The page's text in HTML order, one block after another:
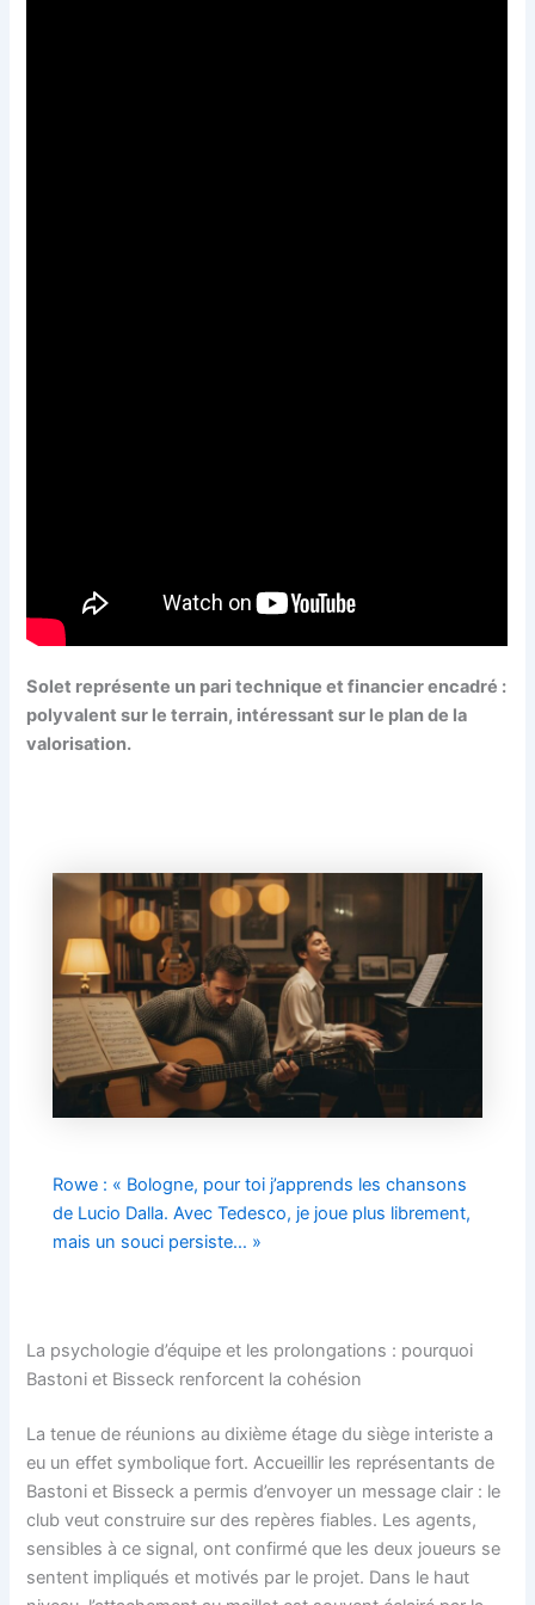
Solet représente un pari technique et financier encadré :
polyvalent sur le terrain, intéressant sur le plan de la
valorisation.
Rowe : « Bologne, pour toi j’apprends les chansons
de Lucio Dalla. Avec Tedesco, je joue plus librement,
mais un souci persiste… »
La psychologie d’équipe et les prolongations : pourquoi
Bastoni et Bisseck renforcent la cohésion
La tenue de réunions au dixième étage du siège interiste a
eu un effet symbolique fort. Accueillir les représentants de
Bastoni et Bisseck a permis d’envoyer un message clair : le
club veut construire sur des repères fiables. Les agents,
sensibles à ce signal, ont confirmé que les deux joueurs se
sentent impliqués et motivés par le projet. Dans le haut